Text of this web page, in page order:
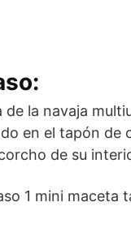
de la navaja
en el tapón de
de su